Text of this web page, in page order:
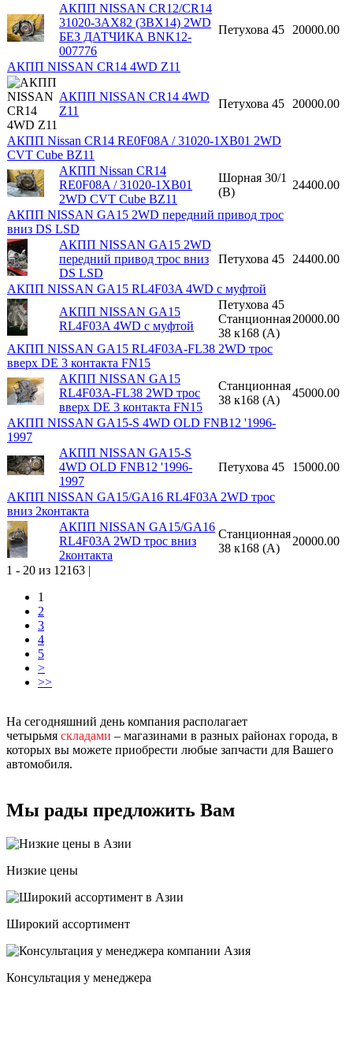
АКПП NISSAN CR12/CR14
31020-3AX82 (3BX14) 2WD
БЕЗ ДАТЧИКА BNK12-
007776
Петухова 45 20000.00
АКПП NISSAN CR14 4WD Z11
АКПП NISSAN CR14 4WD
Z11
Петухова 45 20000.00
АКПП Nissan CR14 RE0F08A / 31020-1XB01 2WD
CVT Cube BZ11
АКПП Nissan CR14
RE0F08A / 31020-1XB01
2WD CVT Cube BZ11
Шорная 30/1
(B)
24400.00
АКПП NISSAN GA15 2WD передний привод трос
вниз DS LSD
АКПП NISSAN GA15 2WD
передний привод трос вниз
DS LSD
Петухова 45 24400.00
АКПП NISSAN GA15 RL4F03A 4WD с муфтой
АКПП NISSAN GA15
RL4F03A 4WD с муфтой
Петухова 45
Станционная
38 к168 (A)
20000.00
АКПП NISSAN GA15 RL4F03A-FL38 2WD трос
вверх DE 3 контакта FN15
АКПП NISSAN GA15
RL4F03A-FL38 2WD трос
вверх DE 3 контакта FN15
Станционная
38 к168 (A)
45000.00
АКПП NISSAN GA15-S 4WD OLD FNB12 '1996-
1997
АКПП NISSAN GA15-S
4WD OLD FNB12 '1996-
1997
Петухова 45 15000.00
АКПП NISSAN GA15/GA16 RL4F03A 2WD трос
вниз 2контакта
АКПП NISSAN GA15/GA16
RL4F03A 2WD трос вниз
2контакта
Станционная
38 к168 (A)
20000.00
1 - 20 из 12163 |
1
2
3
4
5
>
>>
На сегодняшний день компания располагает
четырьмя складами – магазинами в разных районах города, в
которых вы можете приобрести любые запчасти для Вашего
автомобиля.
Мы рады предложить Вам
Низкие цены
Широкий ассортимент
Консультация у менеджера